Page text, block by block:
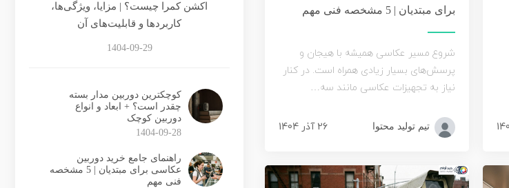
برای مبتدیان | 5 مشخصه فنی مهم
شروع مسیر عکاسی همیشه با هیجان و
پرسش‌های بسیار زیادی همراه است. در کنار
نیاز به تجهیزات عکاسی مانند سه…
تیم تولید محتوا 26 آذر 1404
اکشن کمرا چیست؟ | مزایا، ویژگی‌ها،
کاربردها و قابلیت‌های آن
1404-09-29
کوچکترین دوربین مدار بسته
چقدر است؟ + ابعاد و انواع
دوربین کوچک
1404-09-28
راهنمای جامع خرید دوربین
عکاسی برای مبتدیان | 5 مشخصه
فنی مهم